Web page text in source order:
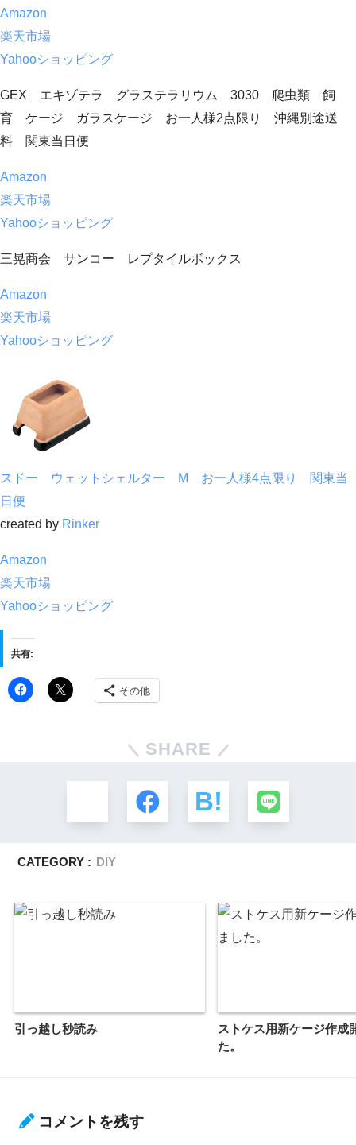
Amazon
楽天市場
Yahooショッピング
GEX エキゾテラ グラステラリウム 3030 爬虫類 飼
育 ケージ ガラスケージ お一人様2点限り 沖縄別途送
料 関東当日便
Amazon
楽天市場
Yahooショッピング
三晃商会 サンコー レプタイルボックス
Amazon
楽天市場
Yahooショッピング
スドー ウェットシェルター M お一人様4点限り 関東当
日便
created by Rinker
Amazon
楽天市場
Yahooショッピング
共有:
その他
SHARE
CATEGORY : DIY
引っ越し秒読み
ストケス用新ケージ作成
た。
コメントを残す